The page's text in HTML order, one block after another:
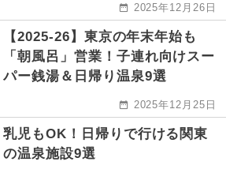
2025年12月26日
【2025-26】東京の年末年始も
「朝風呂」営業！子連れ向けスー
パー銭湯＆日帰り温泉9選
2025年12月25日
乳児もOK！日帰りで行ける関東
の温泉施設9選